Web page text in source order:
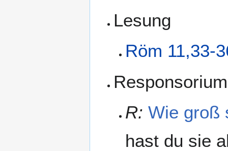
Lesung
Röm 11,33-
Responsorium
R: Wie groß
hast du sie